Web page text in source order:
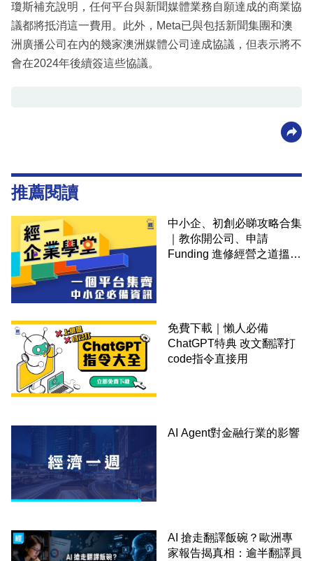
瓊斯補充說明，任何平台與新聞媒體業務自願達成的商業協
議都將抵消這一費用。此外，Meta已與包括新聞集團和澳
洲廣播公司在內的幾家澳洲媒體公司達成協議，但表示將不
會在2024年後續簽這些協議。
推薦閱讀
中小企、初創必睇攻略合集
｜教你開公司、申請
Funding 進修經營之道搵大
免費下載｜懶人必備
ChatGPT特典 改文翻譯打
code指令直接用
AI Agent對金融行業的影響
AI 搶走翻譯飯碗？歐洲專
家報告揭真相：逾半翻譯員